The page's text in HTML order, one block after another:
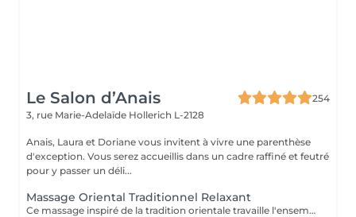
Le Salon d’Anais
254
3, rue Marie-Adelaïde Hollerich L-2128
Anais, Laura et Doriane vous invitent à vivre une parenthèse
d'exception. Vous serez accueillis dans un cadre raffiné et feutré
pour y passer un déli...
Massage Oriental Traditionnel Relaxant
Ce massage inspiré de la tradition orientale travaille l'ensemble du corps avec de l'huile d'argon chauffée et délicatement parfumée. Les mains expertes de la praticienne insistent sur les points de tensions pour éliminer toxines et douleurs musculaire, et vous procurer un état de bien-être.